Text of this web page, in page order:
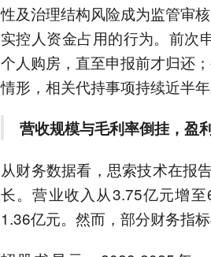
性及治理结构风险成为监管审
实控人资金占用的行为。前次
个人购房，直至申报前才归还
情形，相关代持事项持续近半年
营收规模与毛利率倒挂，盈
从财务数据看，思索技术在报
长。营业收入从3.75亿元增
1.36亿元。然而，部分财务指